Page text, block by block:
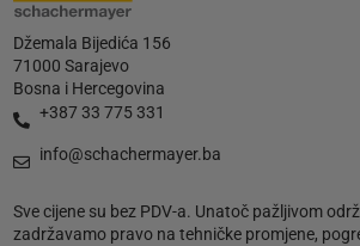
Džemala Bijedića 156
71000 Sarajevo
Bosna i Hercegovina
+387 33 775 331
info@schachermayer.ba
Sve cijene su bez PDV-a. Unatoč pažljivom
zadržavamo pravo na tehničke promjene,